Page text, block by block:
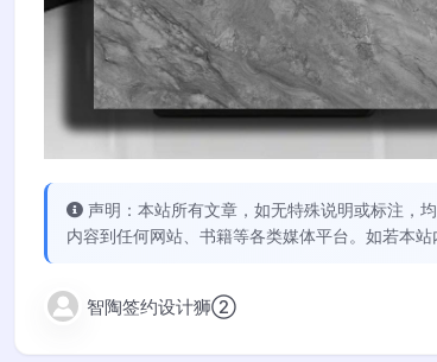
声明：本站所有文章，如无特殊说明或标注，
内容到任何网站、书籍等各类媒体平台。如若本
智陶签约设计狮②